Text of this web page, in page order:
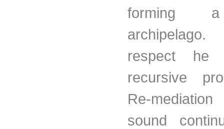
forming
respect he
recursive
Re-
sound